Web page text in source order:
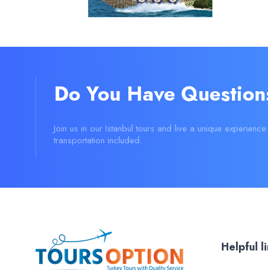
Do You Have
Join us in our Istanbul tours and live a unique
transportation included.
Helpful